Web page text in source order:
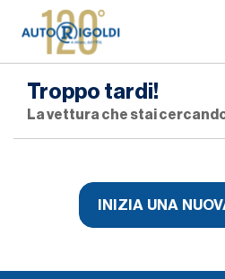
Troppo tardi!
La vettura che stai
INIZIA UNA